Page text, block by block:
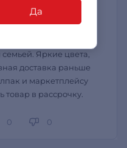
Да
Яркие цвета,
доставка раньше
и маркетплейсу
товар в рассрочку.
0 0